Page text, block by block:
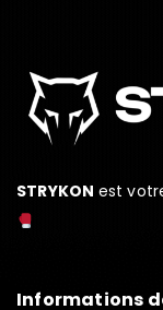
STRYKON est
Informations